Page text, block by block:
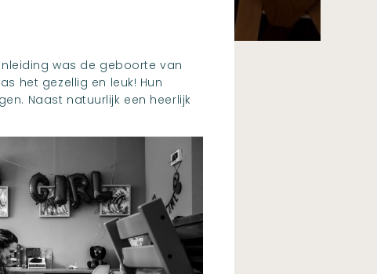
was de geboorte van
het gezellig en leuk! Hun
Naast natuurlijk een heerlijk